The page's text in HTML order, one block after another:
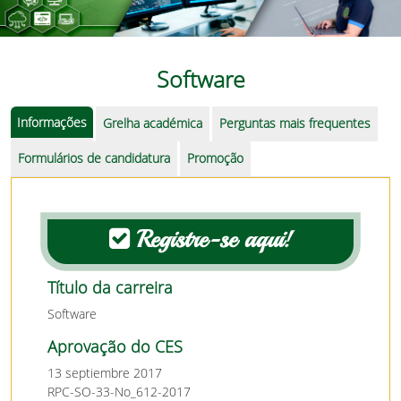
Software
Informações Grelha académica Perguntas mais frequentes
Formulários de candidatura Promoção
Registre-se aqui!
Título da carreira
Software
Aprovação do CES
13 septiembre 2017
RPC-SO-33-No_612-2017